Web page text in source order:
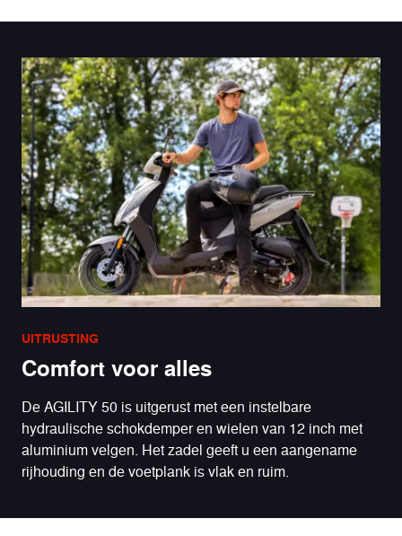
UITRUSTING
Comfort voor alles
De AGILITY 50 is uitgerust met een instelbare
hydraulische schokdemper en wielen van 12 inch met
aluminium velgen. Het zadel geeft u een aangename
rijhouding en de voetplank is vlak en ruim.